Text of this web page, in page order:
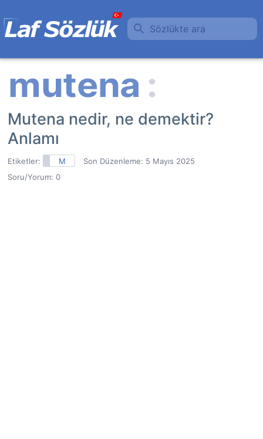
Sözlükte ara
Mutena nedir, ne demektir?
Anlamı
Etiketler: M Son Düzenleme: 5 Mayıs 2025
Soru/Yorum: 0